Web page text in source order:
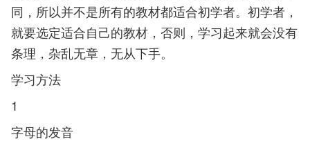
同，所以并不是所有的教材都适合初学者。初学者，
就要选定适合自己的教材，否则，学习起来就会没有
条理，杂乱无章，无从下手。
学习方法‍‍
1
字母的发音